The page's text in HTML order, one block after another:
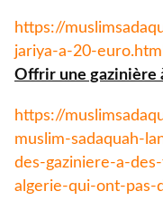
https://
jariya-a-20-euro.html
Offrir une gazinière
https://
muslim-sadaquah-
des-gaziniere-a-
algerie-qui-ont-pas-